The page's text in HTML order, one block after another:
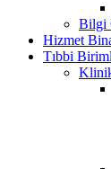
Bilgi
Hizmet
Tıbbi